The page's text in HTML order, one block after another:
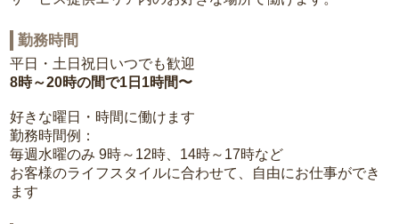
勤務時間
平日・土日祝日いつでも歓迎
8時～20時の間で1日1時間〜
好きな曜日・時間に働けます
勤務時間例：
毎週水曜のみ 9時～12時、14時～17時など
お客様のライフスタイルに合わせて、自由にお仕事ができ
ます